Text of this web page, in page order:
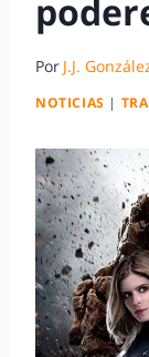
Por J.J.
NOTICIAS |